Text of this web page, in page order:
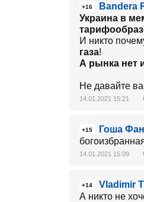
+16
Bandera
Украина в
И никто
газа!
А рынка нет
Не давайте
14.01.2021 15:21
+15
Гоша
14.01.2021 15:09
+14
Vladimir
А никто не